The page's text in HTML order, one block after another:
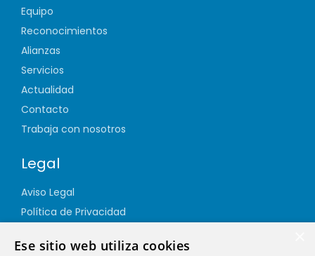
Equipo
Reconocimientos
Alianzas
Servicios
Actualidad
Contacto
Trabaja con nosotros
Legal
Aviso Legal
Política de Privacidad
Política de Calidad
Ese sitio web utiliza cookies